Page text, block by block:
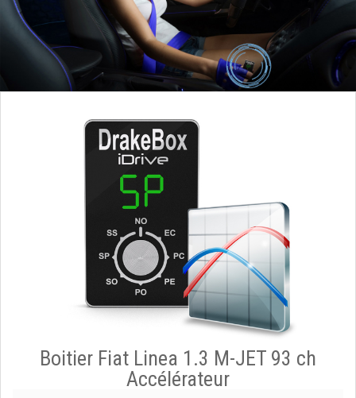
Boitier Fiat Linea 1.3 M-JET 93 ch
Accélérateur